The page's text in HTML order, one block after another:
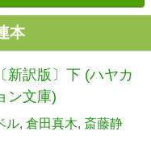
本
新訳版〕下 (ハヤカ
ン文庫)
ル 倉田真木 斎藤静